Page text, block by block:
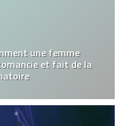
une femme
et fait de la